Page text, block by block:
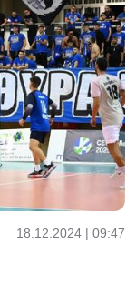
18.12.2024 | 09:47